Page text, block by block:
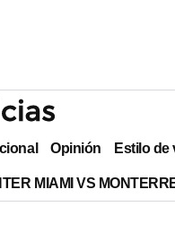
Opinión Estilo de
MIAMI VS